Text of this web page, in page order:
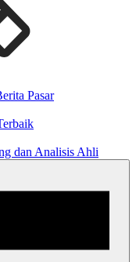
Pasar
dan Analisis Ahli